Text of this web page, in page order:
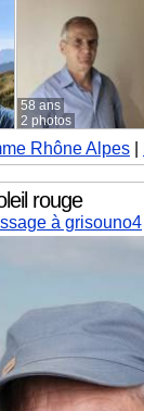
58 ans
2 photos
Rhône Alpes
rouge
à grisouno4